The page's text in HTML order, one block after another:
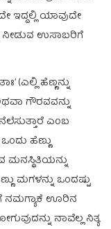
ಇದ್ದಲ್ಲಿ ಯಾವುದೇ
ನೀಡುವ ಉಸಾಬರಿಗೆ
(ಎಲ್ಲಿ ಹೆಣ್ಣನ್ನು
ಗೌರವವನ್ನು
ಎಂಬ
ಹೆಣ್ಣು
ಮನಸ್ಥಿತಿಯನ್ನು
ಮಗಳನ್ನು ಒಂದಷ್ಟು
ನಮಗ್ಯಾಕೆ ಊರಿನ
ನಾವೆಲ್ಲ ನಿತ್ಯ